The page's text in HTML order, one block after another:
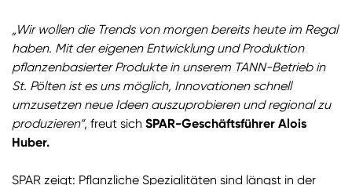
„Wir wollen die Trends von morgen bereits heute im Regal
haben. Mit der eigenen Entwicklung und Produktion
pflanzenbasierter Produkte in unserem TANN-Betrieb in
St. Pölten ist es uns möglich, Innovationen schnell
umzusetzen neue Ideen auszuprobieren und regional zu
produzieren“, freut sich SPAR-Geschäftsführer Alois
Huber.
SPAR zeigt: Pflanzliche Spezialitäten sind längst in der